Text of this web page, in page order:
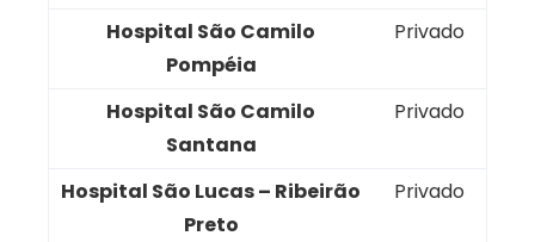
Hospital São Camilo
Pompéia
Privado
Hospital São Camilo
Santana
Privado
Hospital São Lucas – Ribeirão
Preto
Privado